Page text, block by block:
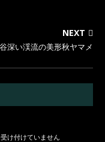
NEXT
谷深い渓流の美形秋ヤマメ
け付けていません